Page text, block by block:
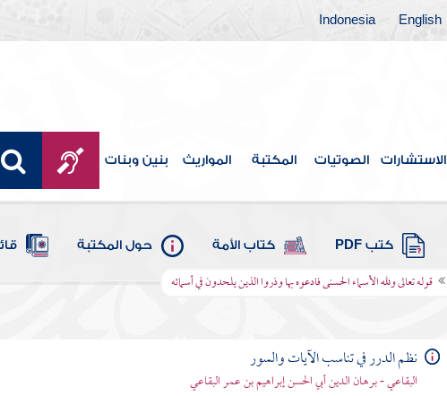
English
Indonesia
الاستشارات الصوتيات المكتبة المواريث بنين وبنات
كتب PDF كتاب الأمة حول المكتبة
قوله تعالى ولله الأسماء الحسنى فادعوه بها وذروا الذين يلحدون في أسمائه
نظم الدرر في تناسب الآيات والسور
البقاعي - برهان الدين أبي الحسن إبراهيم بن عمر البقاعي